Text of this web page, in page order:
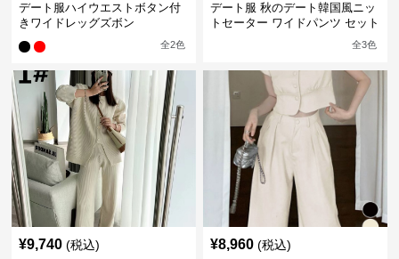
デート服ハイウエストボタン付
きワイドレッグズボン
全2色
デート服 秋のデート韓国風ニッ
トセーター ワイドパンツ セット
全3色
¥9,740 (税込) ¥8,960 (税込)